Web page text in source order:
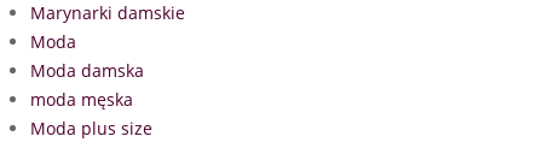
Marynarki damskie
Moda
Moda damska
moda męska
Moda plus size